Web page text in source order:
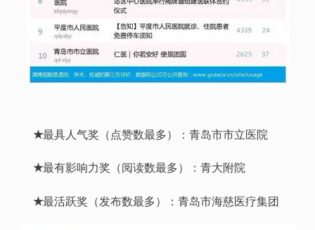
★最具人气奖（点赞数最多）：青岛市市立医院
★最有影响力奖（阅读数最多）：青大附院
★最活跃奖（发布数最多）：青岛市海慈医疗集团